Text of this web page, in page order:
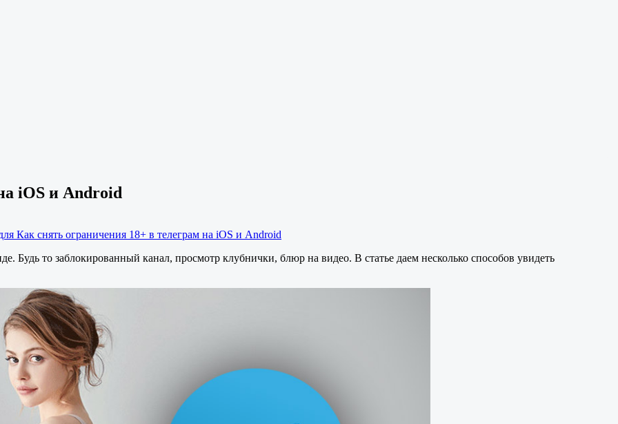
iOS и Android
Как снять ограничения 18+ в телеграм на iOS и Android
Будь то заблокированный канал, просмотр клубнички, блюр на видео. В статье даем несколько способов увидеть